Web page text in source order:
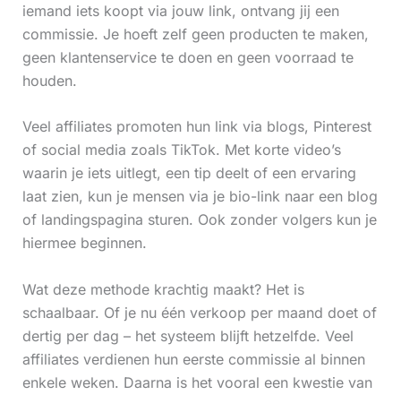
iemand iets koopt via jouw link, ontvang jij een
commissie. Je hoeft zelf geen producten te maken,
geen klantenservice te doen en geen voorraad te
houden.
Veel affiliates promoten hun link via blogs, Pinterest
of social media zoals TikTok. Met korte video’s
waarin je iets uitlegt, een tip deelt of een ervaring
laat zien, kun je mensen via je bio-link naar een blog
of landingspagina sturen. Ook zonder volgers kun je
hiermee beginnen.
Wat deze methode krachtig maakt? Het is
schaalbaar. Of je nu één verkoop per maand doet of
dertig per dag – het systeem blijft hetzelfde. Veel
affiliates verdienen hun eerste commissie al binnen
enkele weken. Daarna is het vooral een kwestie van